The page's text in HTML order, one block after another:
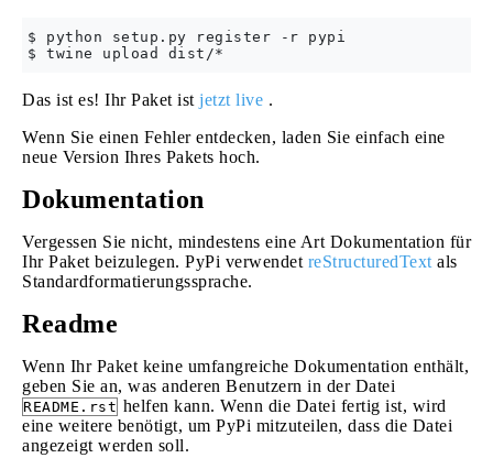
$ python setup.py register -r pypi
Das ist es! Ihr Paket ist jetzt live .
Wenn Sie einen Fehler entdecken, laden Sie einfach eine
neue Version Ihres Pakets hoch.
Dokumentation
Vergessen Sie nicht, mindestens eine Art Dokumentation für
Ihr Paket beizulegen. PyPi verwendet reStructuredText als
Standardformatierungssprache.
Readme
Wenn Ihr Paket keine umfangreiche Dokumentation enthält,
geben Sie an, was anderen Benutzern in der Datei
README.rst helfen kann. Wenn die Datei fertig ist, wird
eine weitere benötigt, um PyPi mitzuteilen, dass die Datei
angezeigt werden soll.